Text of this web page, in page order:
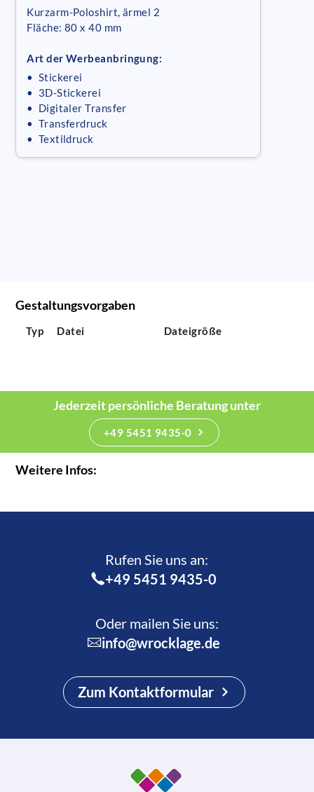
Kurzarm-Poloshirt, ärmel 2
Fläche: 80 x 40 mm
Art der Werbeanbringung:
• Stickerei
• 3D-Stickerei
• Digitaler Transfer
• Transferdruck
• Textildruck
Gestaltungsvorgaben
Typ Datei Dateigröße
Jederzeit persönliche Beratung unter
+49 5451 9435-0
Weitere Infos:
Rufen Sie uns an:­
+49 5451 9435-0
Oder mailen Sie uns:
info@wrocklage.de
Zum Kontaktformular